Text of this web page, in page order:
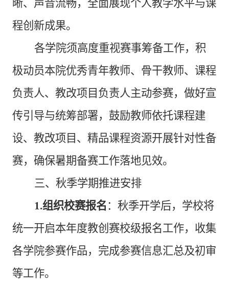
晰、声音流畅，全面展现个人教学水平与课
程创新成果。
各学院须高度重视赛事筹备工作，积
极动员本院优秀青年教师、骨干教师、课程
负责人、教改项目负责人主动参赛，做好宣
传引导与统筹部署，鼓励教师依托课程建
设、教改项目、精品课程资源开展针对性备
赛，确保暑期备赛工作落地见效。
三、秋季学期推进安排
1.组织校赛报名 ：秋季开学后，学校将
统一开启本年度教创赛校级报名工作，收集
各学院参赛作品，完成参赛信息汇总及初审
等工作。